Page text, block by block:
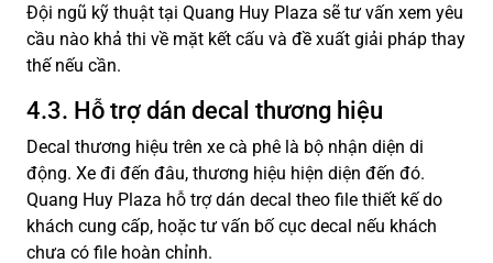
Đội ngũ kỹ thuật tại Quang Huy Plaza sẽ tư vấn xem yêu
cầu nào khả thi về mặt kết cấu và đề xuất giải pháp thay
thế nếu cần.
4.3. Hỗ trợ dán decal thương hiệu
Decal thương hiệu trên xe cà phê là bộ nhận diện di
động. Xe đi đến đâu, thương hiệu hiện diện đến đó.
Quang Huy Plaza hỗ trợ dán decal theo file thiết kế do
khách cung cấp, hoặc tư vấn bố cục decal nếu khách
chưa có file hoàn chỉnh.